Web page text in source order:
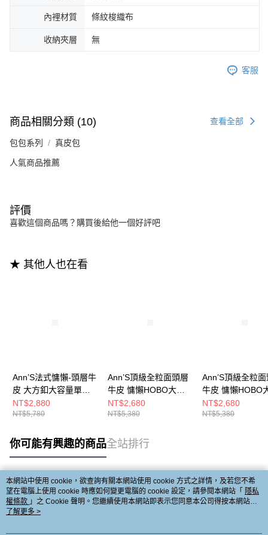
內裡材質 條紋梭織布
收納夾層 無
客服
商品相關分類 (10) 查看全部
包包系列 真皮包
人氣商品推薦
評價
喜歡這個商品嗎？購買後給他一個好評吧
★ 其他人也在看
Ann’S法式慵懶-頭層牛
皮 大方釦大容量單肩
牛皮通勤包-黑
NT$2,880
NT$5,780
Ann’S頂級全粒面頭層
牛皮 慵懶HOBO大容
量肩背包-米白
NT$2,680
NT$5,380
Ann’S頂級全粒
牛皮 慵懶HOBO
量肩背包-粉
NT$2,680
NT$5,380
你可能有興趣的商品全站排行
熱門標籤
本網站中使用 cookie，欲查詢有關本網站使用 cookie 方式之詳情，及若您不希
望在電腦上使用 cookie 時應如何變更電腦的 cookie 設定，請參閱本網站「 隱私
權條款 」之 Cookie 聲明。您繼續使用本網站即表示您同意本公司得按本網站使
用條款之 Cookie 聲明使用 cookie。
了解更多 >